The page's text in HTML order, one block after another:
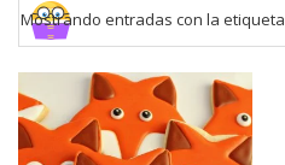
Mostrando entradas con la etiqueta